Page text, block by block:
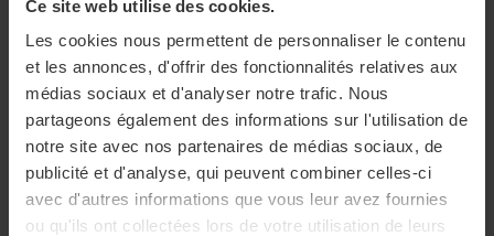
Ce site web utilise des cookies.
Les cookies nous permettent de personnaliser le contenu
et les annonces, d'offrir des fonctionnalités relatives aux
médias sociaux et d'analyser notre trafic. Nous
partageons également des informations sur l'utilisation de
notre site avec nos partenaires de médias sociaux, de
publicité et d'analyse, qui peuvent combiner celles-ci
avec d'autres informations que vous leur avez fournies
ou qu'ils ont collectées lors de votre utilisation de leurs
des travaux de nos stylistes et directrices artistiques.
Les métiers du luxe et de la
mode vous intéressent ?